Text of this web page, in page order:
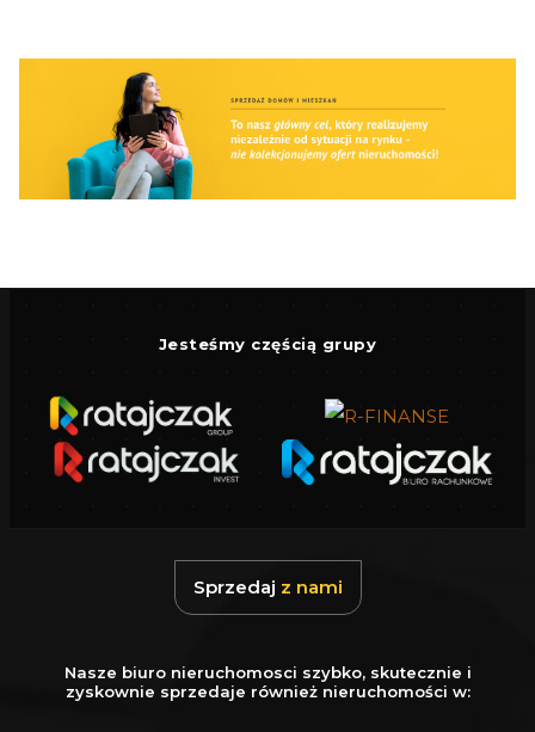
Jesteśmy częścią grupy
Sprzedaj z nami
Nasze biuro nieruchomosci szybko, skutecznie i
zyskownie sprzedaje również nieruchomości w: